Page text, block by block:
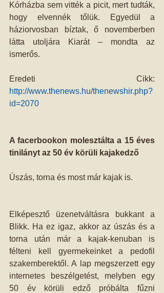
Kórházba sem vitték a picit, mert tudták,
hogy elvennék tőlük. Egyedül a
háziorvosban bíztak, ő novemberben
látta utoljára Kiarát – mondta az
ismerős.
http://www.thenews.hu/thenewshir.php?
id=2070
A facerbookon molesztálta a 15 éves
tinilányt az 50 év körüli kajakedző
Úszás, torna és most már kajak is.
Elképesztő üzenetváltásra bukkant a
Blikk. Ha ez igaz, akkor az úszás és a
torna után már a kajak-kenuban is
félteni kell gyermekeinket a pedofil
szakemberektől. A lap megszerzett egy
internetes beszélgetést, melyben egy
50 év körüli edző próbálta fűzni